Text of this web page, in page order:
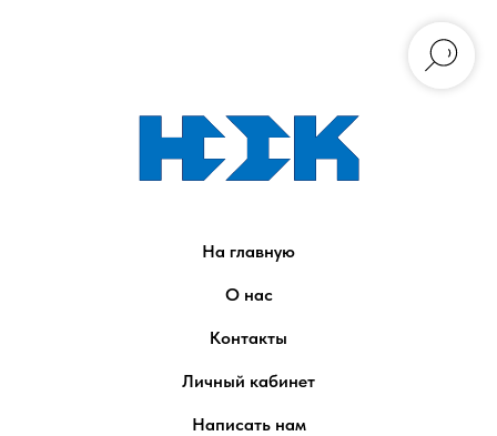
На главную
О нас
Контакты
Личный кабинет
Написать нам